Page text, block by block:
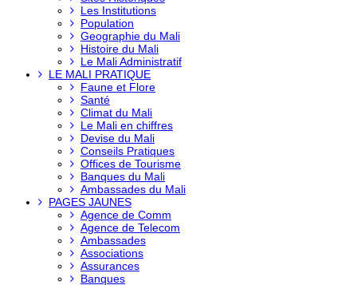
Les Institutions
Population
Geographie du Mali
Histoire du Mali
Le Mali Administratif
LE MALI PRATIQUE
Faune et Flore
Santé
Climat du Mali
Le Mali en chiffres
Devise du Mali
Conseils Pratiques
Offices de Tourisme
Banques du Mali
Ambassades du Mali
PAGES JAUNES
Agence de Comm
Agence de Telecom
Ambassades
Associations
Assurances
Banques